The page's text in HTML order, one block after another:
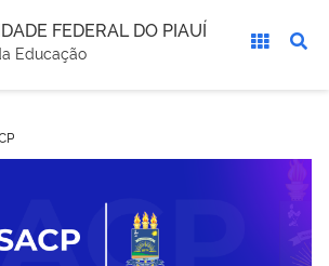
FEDERAL DO PIAUÍ
Educação